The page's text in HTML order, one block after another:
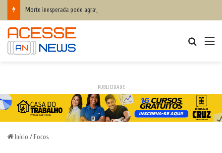
Morte inesperada pode agravar desequilíbrio financeiro das famílias
PUBLICIDADE
Início / Focos